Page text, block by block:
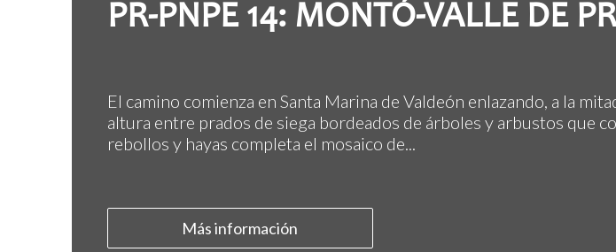
PR-PNPE 14: MONTÓ-VALLE DE
El camino comienza en Santa Marina de Valdeón enlazando, a la
altura entre prados de siega bordeados de árboles y arbustos que
rebollos y hayas completa el mosaico de...
Más información